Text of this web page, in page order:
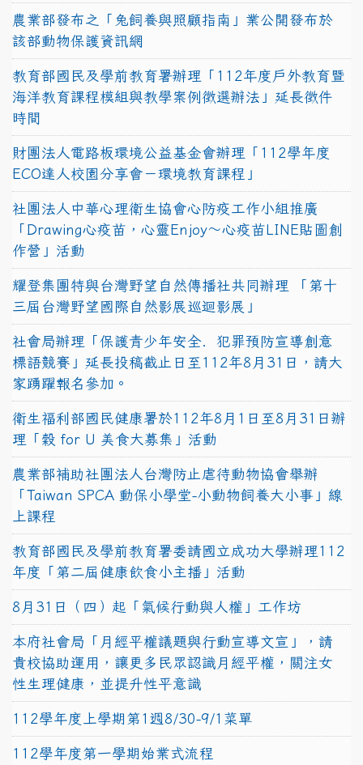
農業部發布之「兔飼養與照顧指南」業公開發布於
該部動物保護資訊網
教育部國民及學前教育署辦理「112年度戶外教育暨
海洋教育課程模組與教學案例徵選辦法」延長徵件
時間
財團法人電路板環境公益基金會辦理「112學年度
ECO達人校園分享會－環境教育課程」
社團法人中華心理衛生協會心防疫工作小組推廣
「Drawing心疫苗，心靈Enjoy〜心疫苗LINE貼圖創
作營」活動
耀登集團特與台灣野望自然傳播社共同辦理 「第十
三屆台灣野望國際自然影展巡迴影展」
社會局辦理「保護青少年安全．犯罪預防宣導創意
標語競賽」延長投稿截止日至112年8月31日，請大
家踴躍報名參加。
衛生福利部國民健康署於112年8月1日至8月31日辦
理「穀 for U 美食大募集」活動
農業部補助社團法人台灣防止虐待動物協會舉辦
「Taiwan SPCA 動保小學堂-小動物飼養大小事」線
上課程
教育部國民及學前教育署委請國立成功大學辦理112
年度「第二屆健康飲食小主播」活動
8月31日（四）起「氣候行動與人權」工作坊
本府社會局「月經平權議題與行動宣導文宣」，請
貴校協助運用，讓更多民眾認識月經平權，關注女
性生理健康，並提升性平意識
112學年度上學期第1週8/30-9/1菜單
112學年度第一學期始業式流程